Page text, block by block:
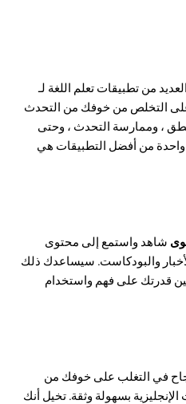
من تطبيقات تعلم اللغة لـ
على التخلص من خوفك من التحدث
، وممارسة التحدث ، وحتى
واحدة من أفضل التطبيقات هي
شاهد واستمع إلى محتوى
والبودكاست. سيساعدك ذلك
قدرتك على فهم واستخدام
في التغلب على خوفك من
بسهولة وثقة. تخيل أنك